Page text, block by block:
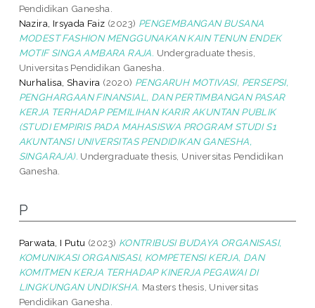
Pendidikan Ganesha.
Nazira, Irsyada Faiz (2023) PENGEMBANGAN BUSANA
MODEST FASHION MENGGUNAKAN KAIN TENUN ENDEK
MOTIF SINGA AMBARA RAJA. Undergraduate thesis,
Universitas Pendidikan Ganesha.
Nurhalisa, Shavira (2020) PENGARUH MOTIVASI, PERSEPSI,
PENGHARGAAN FINANSIAL, DAN PERTIMBANGAN PASAR
KERJA TERHADAP PEMILIHAN KARIR AKUNTAN PUBLIK
(STUDI EMPIRIS PADA MAHASISWA PROGRAM STUDI S1
AKUNTANSI UNIVERSITAS PENDIDIKAN GANESHA,
SINGARAJA). Undergraduate thesis, Universitas Pendidikan
Ganesha.
P
Parwata, I Putu (2023) KONTRIBUSI BUDAYA ORGANISASI,
KOMUNIKASI ORGANISASI, KOMPETENSI KERJA, DAN
KOMITMEN KERJA TERHADAP KINERJA PEGAWAI DI
LINGKUNGAN UNDIKSHA. Masters thesis, Universitas
Pendidikan Ganesha.